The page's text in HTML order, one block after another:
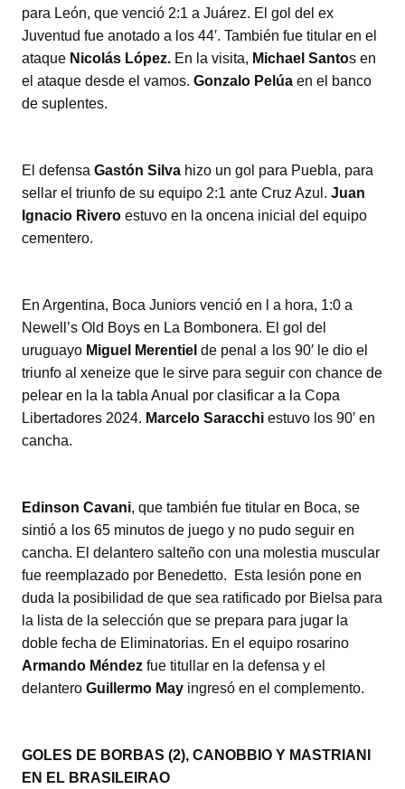
para León, que venció 2:1 a Juárez. El gol del ex
Juventud fue anotado a los 44′. También fue titular en el
ataque Nicolás López. En la visita, Michael Santos en
el ataque desde el vamos. Gonzalo Pelúa en el banco
de suplentes.
El defensa Gastón Silva hizo un gol para Puebla, para
sellar el triunfo de su equipo 2:1 ante Cruz Azul. Juan
Ignacio Rivero estuvo en la oncena inicial del equipo
cementero.
En Argentina, Boca Juniors venció en l a hora, 1:0 a
Newell’s Old Boys en La Bombonera. El gol del
uruguayo Miguel Merentiel de penal a los 90′ le dio el
triunfo al xeneize que le sirve para seguir con chance de
pelear en la la tabla Anual por clasificar a la Copa
Libertadores 2024. Marcelo Saracchi estuvo los 90′ en
cancha.
Edinson Cavani, que también fue titular en Boca, se
sintió a los 65 minutos de juego y no pudo seguir en
cancha. El delantero salteño con una molestia muscular
fue reemplazado por Benedetto. Esta lesión pone en
duda la posibilidad de que sea ratificado por Bielsa para
la lista de la selección que se prepara para jugar la
doble fecha de Eliminatorias. En el equipo rosarino
Armando Méndez fue titullar en la defensa y el
delantero Guillermo May ingresó en el complemento.
GOLES DE BORBAS (2), CANOBBIO Y MASTRIANI
EN EL BRASILEIRAO